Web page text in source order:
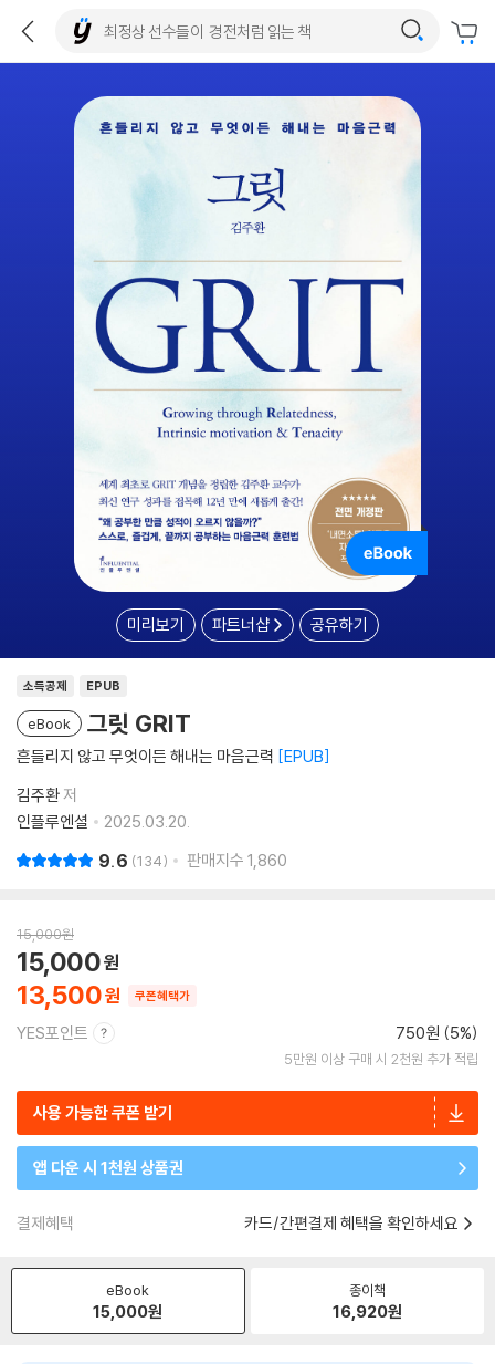
미리보기 파트너샵 공유하기
소득공제 EPUB
eBook 그릿 GRIT
흔들리지 않고 무엇이든 해내는 마음근력 EPUB
김주환저
인플루엔셜
2025.03.20.
9.6 134 판매지수 1,860
15,000원
13,500
15,000
쿠폰혜택가
YES포인트 750원 (5%)
5만원 이상 구매 시 2천원 추가 적립
사용 가능한 쿠폰 받기
앱 다운 시 1천원 상품권
결제혜택 카드/간편결제 혜택을 확인하세요
eBook
15,000원
종이책
16,920원